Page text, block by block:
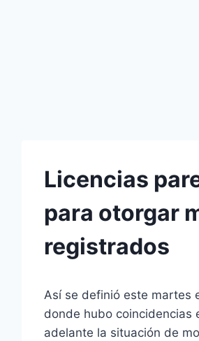
Licencias
para otorgar
registrados
Así se definió este martes
donde hubo coincidencias
adelante la situación de